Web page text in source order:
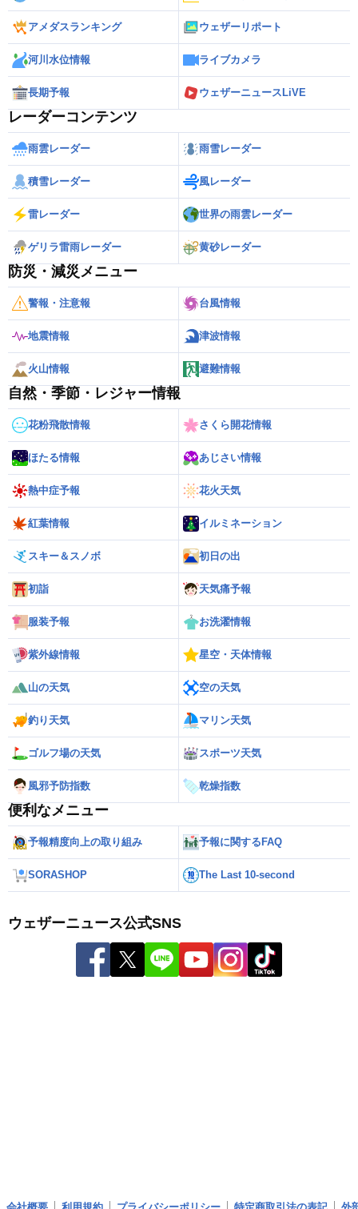
アメダスランキング ウェザーリポート
河川水位情報 ライブカメラ
長期予報 ウェザーニュースLiVE
レーダーコンテンツ
雨雲レーダー 雨雪レーダー
積雪レーダー 風レーダー
雷レーダー 世界の雨雲レーダー
ゲリラ雷雨レーダー 黄砂レーダー
防災・減災メニュー
警報・注意報 台風情報
地震情報 津波情報
火山情報 避難情報
自然・季節・レジャー情報
花粉飛散情報 さくら開花情報
ほたる情報 あじさい情報
熱中症予報 花火天気
紅葉情報 イルミネーション
スキー＆スノボ 初日の出
初詣 天気痛予報
服装予報 お洗濯情報
紫外線情報 星空・天体情報
山の天気 空の天気
釣り天気 マリン天気
ゴルフ場の天気 スポーツ天気
風邪予防指数 乾燥指数
便利なメニュー
予報精度向上の取り組み 予報に関するFAQ
SORASHOP The Last 10-second
ウェザーニュース公式SNS